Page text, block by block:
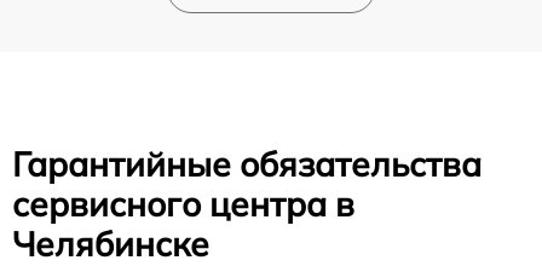
Гарантийные обязательства
сервисного центра в
Челябинске